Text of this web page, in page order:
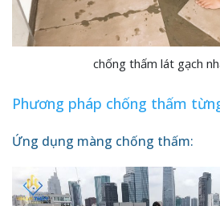
chống thấm lát gạch
Phương pháp chống thấm
Ứng dụng màng chống thấm: